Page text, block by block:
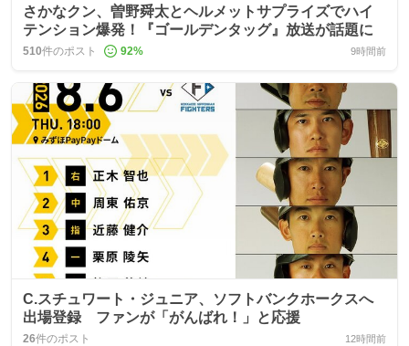
さかなクン、曽野舜太とヘルメットサプライズでハイ
テンション爆発！『ゴールデンタッグ』放送が話題に
510件のポスト 92% 9時間前
C.スチュワート・ジュニア、ソフトバンクホークスへ
出場登録 ファンが「がんばれ！」と応援
26件のポスト 12時間前